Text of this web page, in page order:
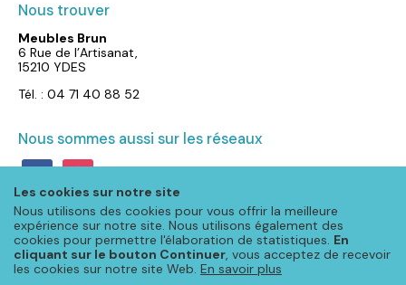
Les cookies sur notre site
Nous utilisons des cookies pour vous offrir la meilleure
expérience sur notre site. Nous utilisons également des
cookies pour permettre l'élaboration de statistiques. En
cliquant sur le bouton Continuer, vous acceptez de recevoir
les cookies sur notre site Web. En savoir plus
Nous trouver
Meubles Brun
6 Rue de l’Artisanat,
15210 YDES
Tél. : 04 71 40 88 52
Nous sommes aussi sur les réseaux
facebookinstagram